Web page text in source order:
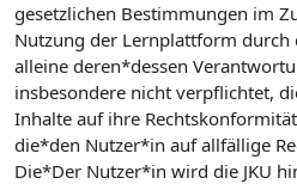
gesetzlichen Bestimmungen im
Nutzung der Lernplattform
alleine deren*dessen
insbesondere nicht verpflichtet,
Inhalte auf ihre
die*den Nutzer*in auf allfällige
Die*Der Nutzer*in wird die JKU